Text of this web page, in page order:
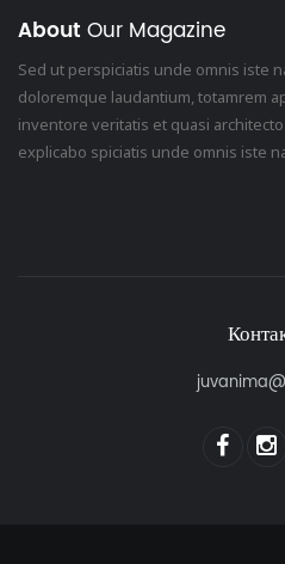
About Our Magazine
Sed ut perspiciatis unde omnis iste
doloremque laudantium, totamrem
inventore veritatis et quasi
explicabo spiciatis unde omnis iste